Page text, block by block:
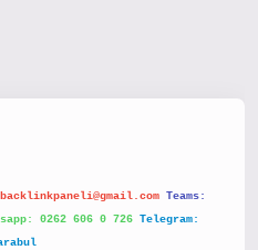
backlinkpaneli@gmail.com Teams:
0262 606 0 726 Telegram: